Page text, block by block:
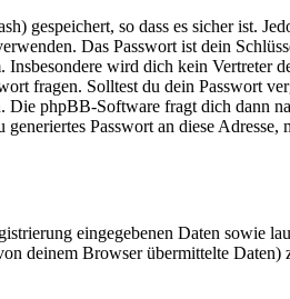
gespeichert, so dass es sicher ist.
Das Passwort ist dein
wird dich kein Vertreter
fragen. Solltest du dein Passwort
Die phpBB-Software fragt dich dann
Passwort an diese Adresse,
eingegebenen Daten sowie
deinem Browser übermittelte Daten)